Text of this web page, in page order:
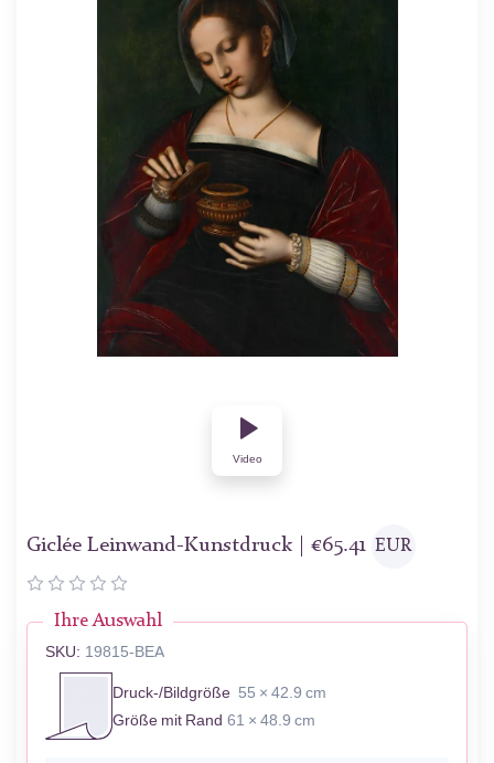
Video
Giclée Leinwand-Kunstdruck | €65.41 EUR
Ihre Auswahl
SKU: 19815-BEA
Druck-/Bildgröße 55 × 42.9 cm
Größe mit Rand 61 × 48.9 cm